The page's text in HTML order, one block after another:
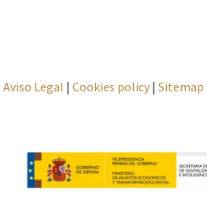
Aviso Legal | Cookies policy | Sitemap